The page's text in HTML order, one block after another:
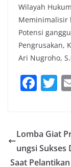
Wilayah
Meminimalisir
Potensi
Pengrusakan,
Ari Nugroho,
F
e
b
T
Lomba Giat
ungsi Sukses
Saat